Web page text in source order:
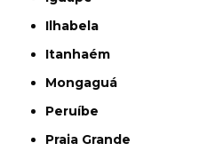
Ilhabela
Itanhaém
Mongaguá
Peruíbe
Praia Grande